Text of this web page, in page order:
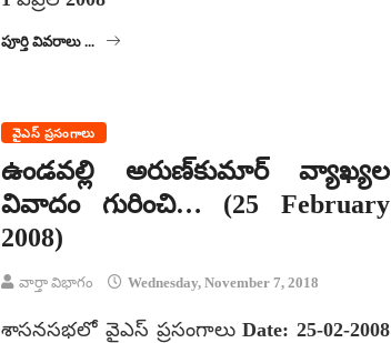
పూర్తి వివరాలు ...
వైఎస్ ప్రసంగాలు
ఉండవల్లి అరుణ్‌కుమార్ వ్యాఖ్యల
వివాదం గురించి… (25 February
2008)
వార్తా విభాగం Wednesday, November 7, 2018
శాసనసభలో వైఎస్ ప్రసంగాలు Date: 25-02-2008